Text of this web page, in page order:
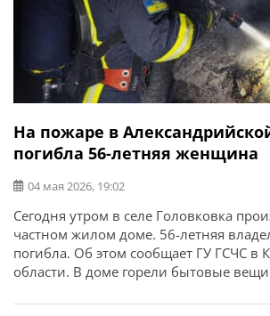
На пожаре в
погибла 56-летняя женщина
04 мая 2026, 19:02
Сегодня утром в селе Головковка
частном жилом доме. 56-летняя
погибла. Об этом сообщает ГУ ГСЧС в
области. В доме горели бытовые